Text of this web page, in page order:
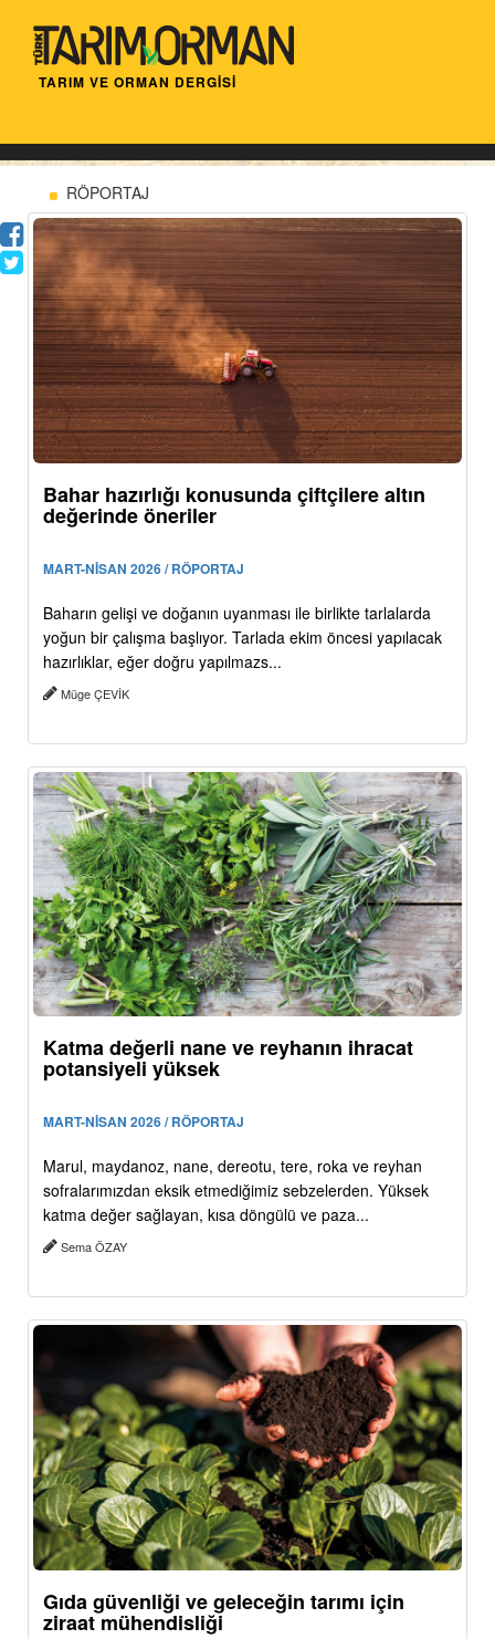
TARIM VE ORMAN DERGİSİ
RÖPORTAJ
Bahar hazırlığı konusunda çiftçilere altın
değerinde öneriler
MART-NİSAN 2026 / RÖPORTAJ
Baharın gelişi ve doğanın uyanması ile birlikte tarlalarda
yoğun bir çalışma başlıyor. Tarlada ekim öncesi yapılacak
hazırlıklar, eğer doğru yapılmazs...
Müge ÇEVİK
Katma değerli nane ve reyhanın ihracat
potansiyeli yüksek
MART-NİSAN 2026 / RÖPORTAJ
Marul, maydanoz, nane, dereotu, tere, roka ve reyhan
sofralarımızdan eksik etmediğimiz sebzelerden. Yüksek
katma değer sağlayan, kısa döngülü ve paza...
Sema ÖZAY
Gıda güvenliği ve geleceğin tarımı için
ziraat mühendisliği